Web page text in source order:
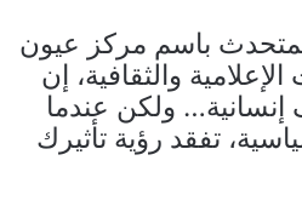
باسم مركز عيون
والثقافية، إن
إنسانية… ولكن عندما
تفقد رؤية تأثيرك